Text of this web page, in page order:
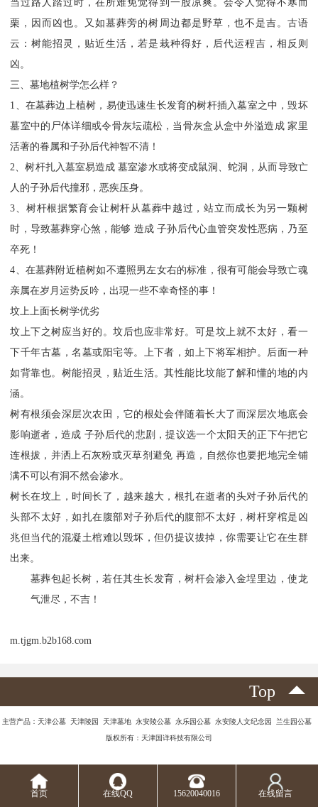
当过路人踏过时，在所难免觉得到一股凉爽。会令人觉得不寒而
栗，因而凶也。又如墓葬旁的树周边都是野草，也不是吉。古语
云：树能招灵，贴近生活，若是栽种得好，后代运程吉，相反则
凶。
三、墓地植树学怎么样？
1、在墓葬边上植树，易使迅速生长发育的树杆插入墓室之中，毁坏
墓室中的尸体详细或令骨灰坛疏松，当骨灰盒从盒中外溢造成 家里
活著的眷属和子孙后代神智不清！
2、树杆扎入墓室易造成 墓室渗水或将变成鼠洞、蛇洞，从而导致亡
人的子孙后代撞邪，恶疾压身。
3、树杆根据繁育会让树杆从墓葬中越过，站立而成长为另一颗树
时，导致墓葬穿心煞，能够 造成 子孙后代心血管突发性恶病，乃至
卒死！
4、在墓葬附近植树如不遵照男左女右的标准，很有可能会导致亡魂
亲属在岁月运势反吟，出現一些不幸奇怪的事！
坟上上面长树学优劣
坟上下之树应当好的。坟后也应非常好。可是坟上就不太好，看一
下千年古墓，名墓或阳宅等。上下者，如上下将军相护。后面一种
如背靠也。树能招灵，贴近生活。其性能比坟能了解和懂的地的内
涵。
树有根须会深层次农田，它的根处会伴随着长大了而深层次地底会
影响逝者，造成 子孙后代的悲剧，提议选一个太阳天的正下午把它
连根拔，并洒上石灰粉或灭草剂避免 再造，自然你也要把地完全铺
满不可以有洞不然会渗水。
树长在坟上，时间长了，越来越大，根扎在逝者的头对子孙后代的
头部不太好，如扎在腹部对子孙后代的腹部不太好，树杆穿棺是凶
兆但当代的混凝土棺难以毁坏，但仍提议拔掉，你需要让它在生群
出来。
墓葬包起长树，若任其生长发育，树杆会渗入金埕里边，使龙
气泄尽，不吉！
m.tjgm.b2b168.com
Top
主营产品：天津公墓 天津陵园 天津墓地 永安陵公墓 永乐园公墓 永安陵人文纪念园 兰生园公墓
版权所有：天津国详科技有限公司
首页 在线QQ 15620040016 在线留言